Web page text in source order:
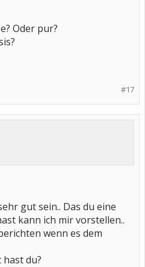
Oder pur?
#17
gut sein.. Das du eine
kann ich mir vorstellen..
wenn es dem
du?